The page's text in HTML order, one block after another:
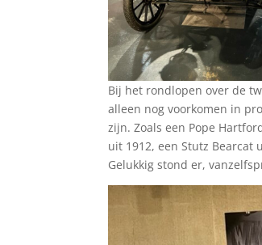
Bij het rondlopen over de
alleen nog voorkomen in
zijn. Zoals een Pope
uit 1912, een Stutz Bearcat
Gelukkig stond er,